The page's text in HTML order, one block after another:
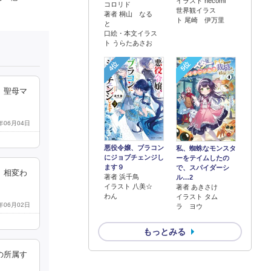
聖母マ
06月04日
相変わ
06月02日
所属す
コロリド
著者 桐山 なる
と
口絵・本文イラス
ト うらたあさお
世界観イラス
ト 尾崎 伊万里
4位
悪役令嬢、ブラコン
にジョブチェンジし
ます９
著者 浜千鳥
イラスト 八美☆
わん
5位
私、蜘蛛なモンスタ
ーをテイムしたの
で、スパイダーシ
ル…2
著者 あきさけ
イラスト タム
ラ ヨウ
もっとみる